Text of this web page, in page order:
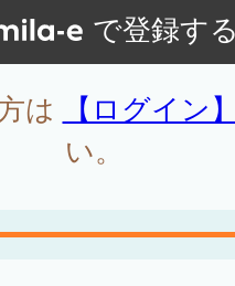
で登録す
は
【ログイン
い。